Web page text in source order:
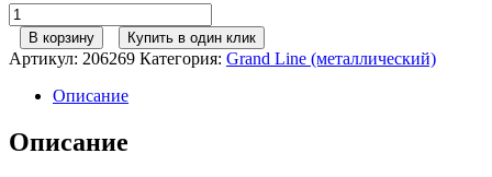
Количество
товара
Софит
металлический
полная
перфорация
0,45
Print
В корзину Купить в один клик
Артикул: 206269 Категория: Grand Line (металлический)
Описание
Описание